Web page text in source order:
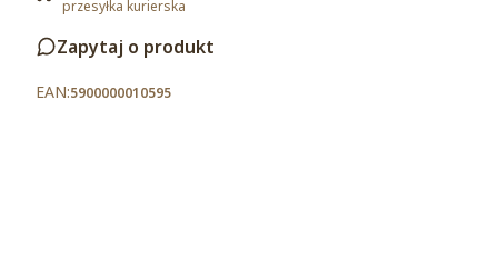
przesyłka kurierska
Zapytaj o produkt
5900000010595